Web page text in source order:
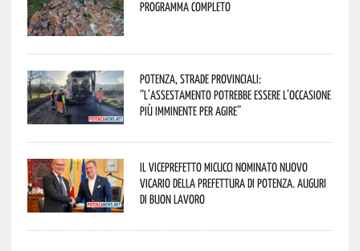
programma completo
Potenza, strade provinciali:
“L’assestamento potrebbe essere l’occasione
più imminente per agire”
Il Viceprefetto Micucci nominato nuovo
Vicario della Prefettura di Potenza. Auguri
di buon lavoro